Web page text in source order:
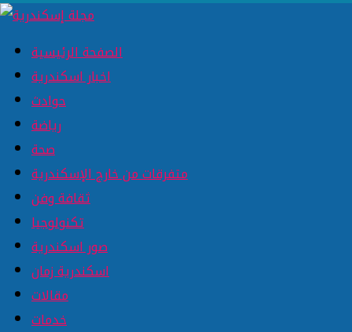
الصفحة الرئيسية
اخبار اسكندرية
حوادث
رياضة
صحة
متفرقات من خارج الإسكندرية
ثقافة وفن
تكنولوجيا
صور اسكندرية
اسكندرية زمان
مقالات
خدمات